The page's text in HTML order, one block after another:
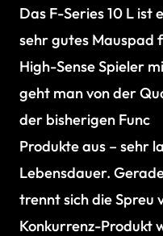
Das F-Series 10 L ist
sehr gutes Mauspad
High-Sense Spieler
geht man von der
der bisherigen Func
Produkte aus – sehr
Lebensdauer.
trennt sich die Spreu
Konkurrenz-Produkt